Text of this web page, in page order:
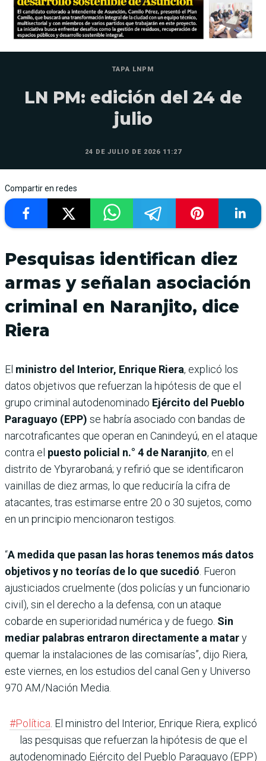
TAPA LNPM
LN PM: edición del 24 de
julio
24 DE JULIO DE 2026 11:27
Compartir en redes
Pesquisas identifican diez
armas y señalan asociación
criminal en Naranjito, dice
Riera
El ministro del Interior, Enrique Riera, explicó los
datos objetivos que refuerzan la hipótesis de que el
grupo criminal autodenominado Ejército del Pueblo
Paraguayo (EPP) se habría asociado con bandas de
narcotraficantes que operan en Canindeyú, en el ataque
contra el puesto policial n.° 4 de Naranjito, en el
distrito de Ybyrarobaná; y refirió que se identificaron
vainillas de diez armas, lo que reduciría la cifra de
atacantes, tras estimarse entre 20 o 30 sujetos, como
en un principio mencionaron testigos.
“A medida que pasan las horas tenemos más datos
objetivos y no teorías de lo que sucedió . Fueron
ajusticiados cruelmente (dos policías y un funcionario
civil), sin el derecho a la defensa, con un ataque
cobarde en superioridad numérica y de fuego. Sin
mediar palabras entraron directamente a matary
quemar la instalaciones de las comisarías”, dijo Riera,
este viernes, en los estudios del canal Gen y Universo
970 AM/Nación Media.
#Política . El ministro del Interior, Enrique Riera, explicó
las pesquisas que refuerzan la hipótesis de que el
autodenominado Ejército del Pueblo Paraguayo (EPP)